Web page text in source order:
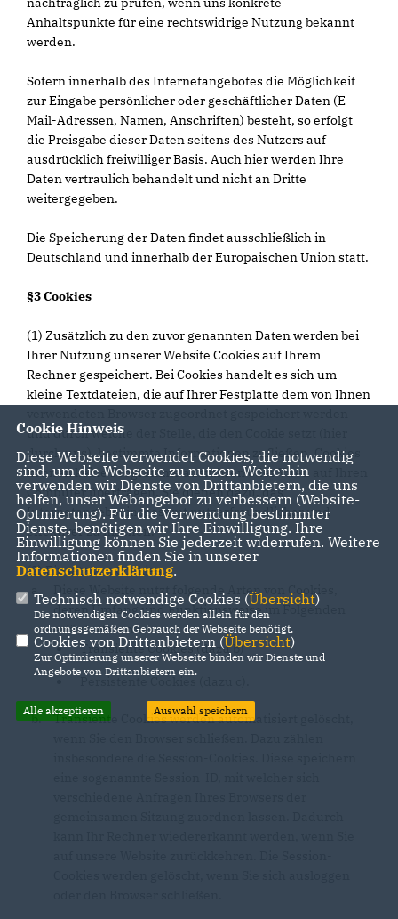
Anhaltspunkte für eine rechtswidrige Nutzung bekannt
werden.
Sofern innerhalb des Internetangebotes die Möglichkeit
zur Eingabe persönlicher oder geschäftlicher Daten (E-
Mail-Adressen, Namen, Anschriften) besteht, so erfolgt
die Preisgabe dieser Daten seitens des Nutzers auf
ausdrücklich freiwilliger Basis. Auch hier werden Ihre
Daten vertraulich behandelt und nicht an Dritte
weitergegeben.
Die Speicherung der Daten findet ausschließlich in
Deutschland und innerhalb der Europäischen Union statt.
§3 Cookies
(1) Zusätzlich zu den zuvor genannten Daten werden bei
Ihrer Nutzung unserer Website Cookies auf Ihrem
Rechner gespeichert. Bei Cookies handelt es sich um
kleine Textdateien, die auf Ihrer Festplatte dem von Ihnen
und durch welche der Stelle, die den Cookie setzt (hier
durch uns), bestimmte Informationen zufließen. Cookies
können keine Programme ausführen oder Viren auf Ihren
Computer übertragen. Sie dienen dazu, das
Internetangebot insgesamt nutzerfreundlicher und
effektiver zu machen.
(2) Einsatz von Cookies:
Diese Website nutzt folgende Arten von Cookies,
deren Umfang und Funktionsweise im Folgenden
erläutert werden:
Transiente Cookies (dazu b)
Transiente Cookies werden automatisiert gelöscht,
Cookie Hinweis
Diese Webseite verwendet Cookies, die notwendig
sind, um die Webseite zu nutzen. Weiterhin
verwenden wir Dienste von Drittanbietern, die uns
helfen, unser Webangebot zu verbessern (Website-
Optmierung). Für die Verwendung bestimmter
Dienste, benötigen wir Ihre Einwilligung. Ihre
Einwilligung können Sie jederzeit widerrufen. Weitere
Informationen finden Sie in unserer
Datenschutzerklärung.
Technisch notwendige Cookies (Übersicht)
Die notwendigen Cookies werden allein für den
ordnungsgemäßen Gebrauch der Webseite benötigt.
Cookies von Drittanbietern (Übersicht)
Zur Optimierung unserer Webseite binden wir Dienste und
Angebote von Drittanbietern ein.
Alle akzeptieren Auswahl speichern